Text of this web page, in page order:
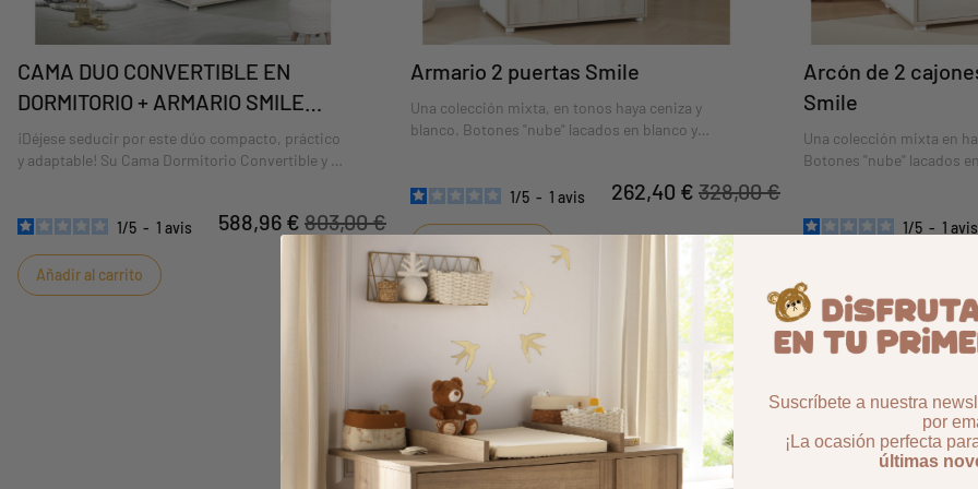
CAMA DUO CONVERTIBLE EN
DORMITORIO + ARMARIO SMILE
HAYA
¡Déjese seducir por este dúo compacto, práctico
y adaptable! Su Cama Dormitorio Convertible y su
Pomos "nube" lacados en blanco y decoración
duerma con toda serenidad!
1/5 - 1 avis 588,96 € 803,00 €
Añadir al carrito
Armario 2 puertas Smile
Una colección mixta, en tonos haya ceniza y
blanco. Botones "nube" lacados en blanco y
1/5 - 1 avis 262,40 € 328,00 €
Arcón de 2
Smile
Una colección mixta en
Botones "nube" lacados
1/5 - 1 avis
Más productos
Suscríbete a nuestra
por
¡La ocasión perfecta
últimas